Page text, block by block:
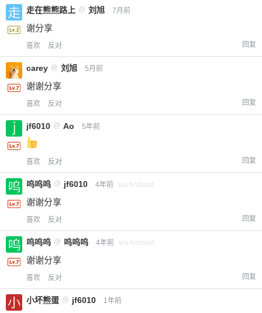
走在熊熊路上 @ 刘旭 7月前
谢分享
喜欢 反对 回复
carey @ 刘旭 5月前
谢谢分享
喜欢 反对 回复
jf6010 @ Ao 5年前
喜欢 反对 回复
呜呜呜 @ jf6010 4年前 via Android
谢谢分享
喜欢 反对 回复
呜呜呜 @ 呜呜呜 4年前 via Android
谢谢分享
喜欢 反对 回复
小坏熊蛋 @ jf6010 1年前